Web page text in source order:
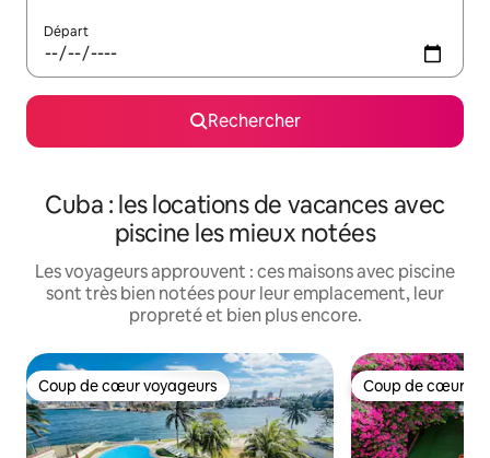
Départ
Rechercher
Cuba : les locations de vacances avec
piscine les mieux notées
Les voyageurs approuvent : ces maisons avec piscine
sont très bien notées pour leur emplacement, leur
propreté et bien plus encore.
Coup de cœur voyageurs
Coup de cœur voyageurs Coup de cœur
Coup de cœur